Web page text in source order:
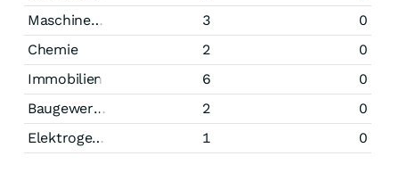
Maschinenbau
3
0
Chemie
2
0
Immobilien
6
0
Baugewerbe
2
0
Elektrogeräte
1 0